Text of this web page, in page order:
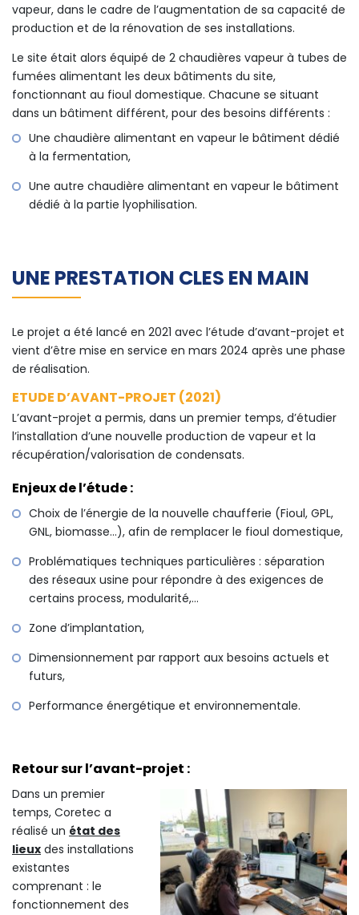
vapeur, dans le cadre de l’augmentation de sa capacité de
production et de la rénovation de ses installations.
Le site était alors équipé de 2 chaudières vapeur à tubes de
fumées alimentant les deux bâtiments du site,
fonctionnant au fioul domestique. Chacune se situant
dans un bâtiment différent, pour des besoins différents :
Une chaudière alimentant en vapeur le bâtiment dédié
à la fermentation,
Une autre chaudière alimentant en vapeur le bâtiment
dédié à la partie lyophilisation.
UNE PRESTATION CLES EN MAIN
Le projet a été lancé en 2021 avec l’étude d’avant-projet et
vient d’être mise en service en mars 2024 après une phase
de réalisation.
ETUDE D’AVANT-PROJET (2021)
L’avant-projet a permis, dans un premier temps, d’étudier
l’installation d’une nouvelle production de vapeur et la
récupération/valorisation de condensats.
Enjeux de l’étude :
Choix de l’énergie de la nouvelle chaufferie (Fioul, GPL,
GNL, biomasse…), afin de remplacer le fioul domestique,
Problématiques techniques particulières : séparation
des réseaux usine pour répondre à des exigences de
certains process, modularité,…
Zone d’implantation,
Dimensionnement par rapport aux besoins actuels et
futurs,
Performance énergétique et environnementale.
Retour sur l’avant-projet :
Dans un premier
temps, Coretec a
réalisé un état des
lieux des installations
existantes
comprenant : le
fonctionnement des